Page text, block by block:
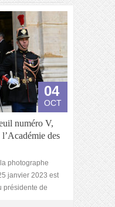
04
OCT
numéro V,
des
photographe
janvier 2023 est
présidente de